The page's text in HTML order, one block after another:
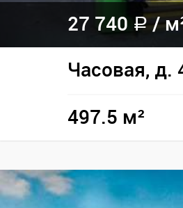
27 740 a /
Часовая, д.
497.5 м²